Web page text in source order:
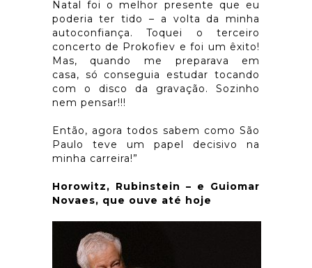
Natal foi o melhor presente que eu
poderia ter tido – a volta da minha
autoconfiança. Toquei o terceiro
concerto de Prokofiev e foi um êxito!
Mas, quando me preparava em
casa, só conseguia estudar tocando
com o disco da gravação. Sozinho
nem pensar!!!
Então, agora todos sabem como São
Paulo teve um papel decisivo na
minha carreira!”
Horowitz, Rubinstein – e Guiomar
Novaes, que ouve até hoje